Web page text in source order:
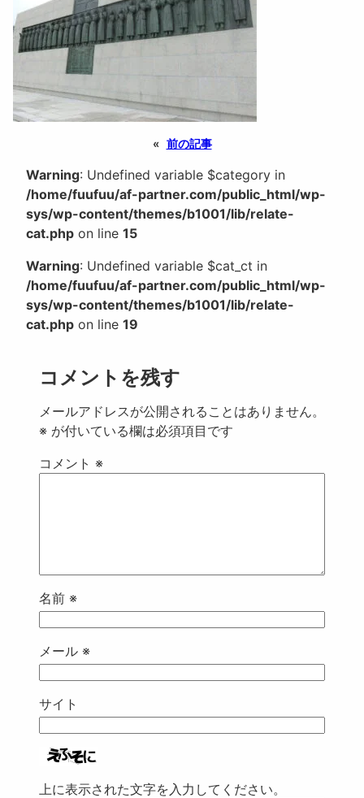
« 前の記事
Warning: Undefined variable $category in
/home/fuufuu/af-partner.com/public_html/wp-
sys/wp-content/themes/b1001/lib/relate-
cat.php on line 15
Warning: Undefined variable $cat_ct in
/home/fuufuu/af-partner.com/public_html/wp-
sys/wp-content/themes/b1001/lib/relate-
cat.php on line 19
コメントを残す
メールアドレスが公開されることはありません。
※ が付いている欄は必須項目です
コメント ※
名前 ※
メール ※
サイト
上に表示された文字を入力してください。